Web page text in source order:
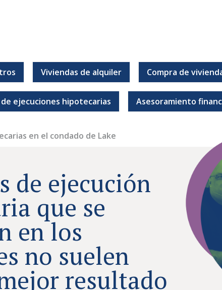
hogar. Viviendas de alquiler Compra de
ejecuciones hipotecarias Asesoramiento
en el condado de Lake
de ejecución
que se
en los
no suelen
resultado